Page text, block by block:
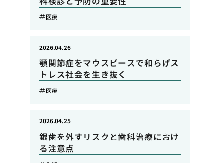
医療
顎関節症をマウスピースで和らげス
トレス社会を生き抜く
2026.04.26
医療
銀歯を外すリスクと歯科治療におけ
る注意点
2026.04.25